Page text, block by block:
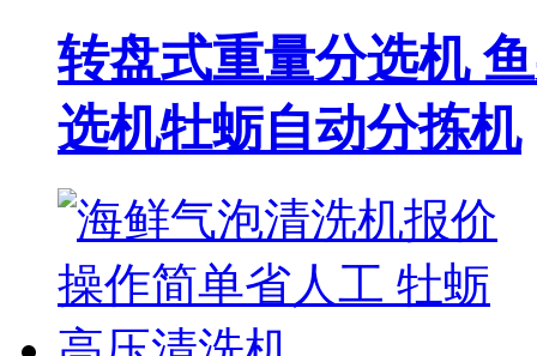
转盘式重量分选机
选机牡蛎自动分拣机